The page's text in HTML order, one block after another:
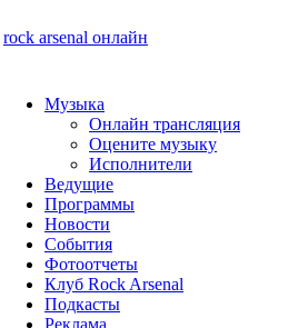
rock arsenal онлайн
Музыка
Онлайн трансляция
Оцените музыку
Исполнители
Ведущие
Программы
Новости
События
Фотоотчеты
Клуб Rock Arsenal
Подкасты
Реклама